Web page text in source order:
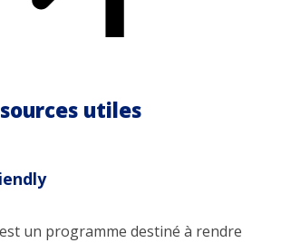
utiles
un programme destiné à rendre